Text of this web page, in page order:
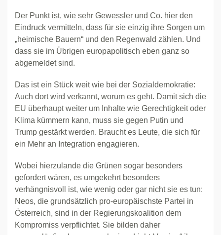
Der Punkt ist, wie sehr Gewessler und Co. hier den
Eindruck vermitteln, dass für sie einzig ihre Sorgen um
„heimische Bauern“ und den Regenwald zählen. Und
dass sie im Übrigen europapolitisch eben ganz so
abgemeldet sind.
Das ist ein Stück weit wie bei der Sozialdemokratie:
Auch dort wird verkannt, worum es geht. Damit sich die
EU überhaupt weiter um Inhalte wie Gerechtigkeit oder
Klima kümmern kann, muss sie gegen Putin und
Trump gestärkt werden. Braucht es Leute, die sich für
ein Mehr an Integration engagieren.
Wobei hierzulande die Grünen sogar besonders
gefordert wären, es umgekehrt besonders
verhängnisvoll ist, wie wenig oder gar nicht sie es tun:
Neos, die grundsätzlich pro-europäischste Partei in
Österreich, sind in der Regierungskoalition dem
Kompromiss verpflichtet. Sie bilden daher